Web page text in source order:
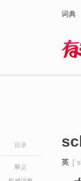
词典
目录
释义
英